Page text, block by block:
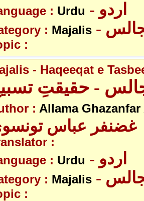
: Urdu - اردو
: Majalis
:
- Haqeeqat e
- حقیقتِ
: Allama
غضنفر عباس
:
: Urdu - اردو
: Majalis
: